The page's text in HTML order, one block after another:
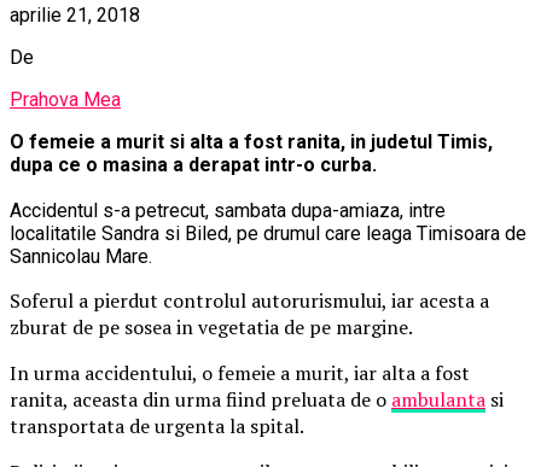
aprilie 21, 2018
De
Prahova Mea
O femeie a murit si alta a fost ranita, in judetul Timis,
dupa ce o masina a derapat intr-o curba.
Accidentul s-a petrecut, sambata dupa-amiaza, intre
localitatile Sandra si Biled, pe drumul care leaga Timisoara de
Sannicolau Mare.
Soferul a pierdut controlul autorurismului, iar acesta a
zburat de pe sosea in vegetatia de pe margine.
In urma accidentului, o femeie a murit, iar alta a fost
ranita, aceasta din urma fiind preluata de o ambulanta si
transportata de urgenta la spital.